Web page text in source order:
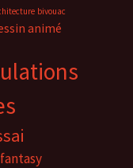
bivouac
animé
fantasy